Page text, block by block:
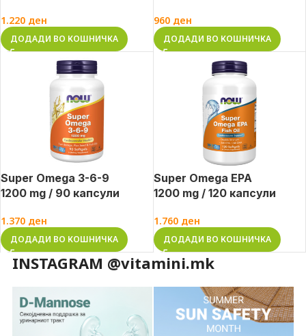
1.220 ден
ДОДАДИ ВО КОШНИЧКА
960 ден
ДОДАДИ ВО КОШНИЧКА
Super Omega 3-6-9
1200 mg / 90 капсули
1.370 ден
ДОДАДИ ВО КОШНИЧКА
Super Omega EPA
1200 mg / 120 капсули
1.760 ден
ДОДАДИ ВО КОШНИЧКА
INSTAGRAM @vitamini.mk